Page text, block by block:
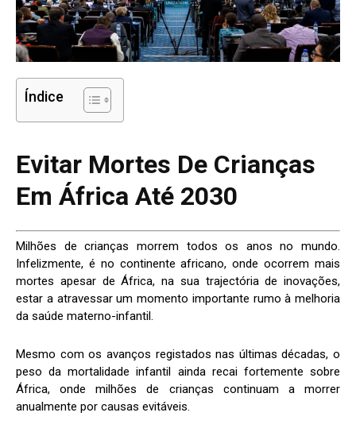
Índice
Evitar Mortes De Crianças
Em África Até 2030
Milhões de crianças morrem todos os anos no mundo.
Infelizmente, é no continente africano, onde ocorrem mais
mortes apesar de África, na sua trajectória de inovações,
estar a atravessar um momento importante rumo à melhoria
da saúde materno-infantil.
Mesmo com os avanços registados nas últimas décadas, o
peso da mortalidade infantil ainda recai fortemente sobre
África, onde milhões de crianças continuam a morrer
anualmente por causas evitáveis.